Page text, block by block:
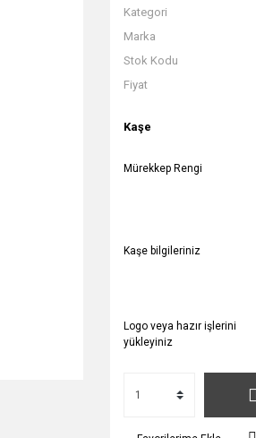
Kategori
Marka
Stok Kodu
Fiyat
Kaşe
Mürekkep Rengi
Kaşe bilgileriniz
Logo veya hazır işlerini
yükleyiniz